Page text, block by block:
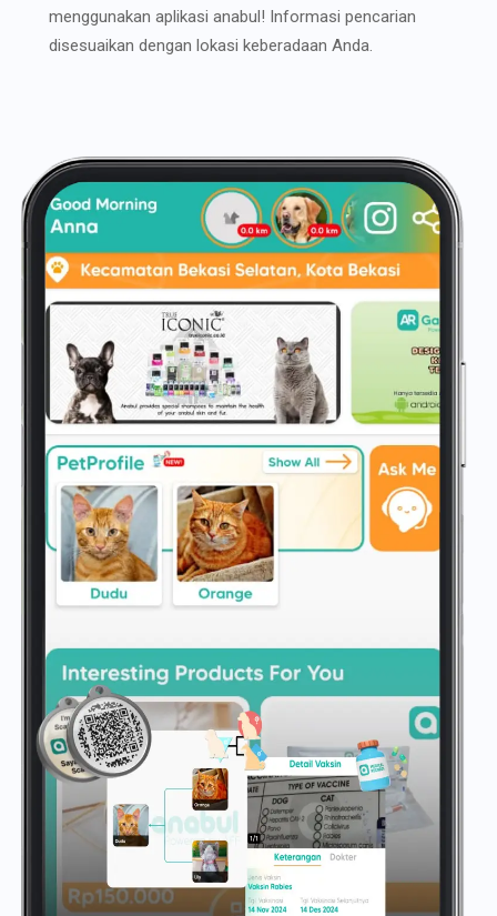
menggunakan aplikasi anabul! Informasi pencarian
disesuaikan dengan lokasi keberadaan Anda.